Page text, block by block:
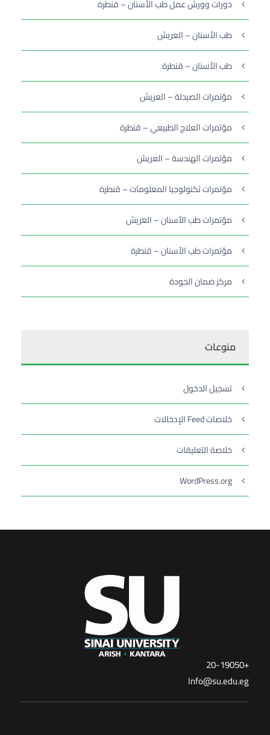
دورات وورش عمل طب الأسنان – قنطرة
طب الأسنان – العريش
طب الأسنان – قنطرة
مؤتمرات الصيدلة – العريش
مؤتمرات العلاج الطبيعي – قنطرة
مؤتمرات الهندسة – العريش
مؤتمرات تكنولوجيا المعلومات – قنطرة
مؤتمرات طب الأسنان – العريش
مؤتمرات طب الأسنان – قنطرة
مركز ضمان الجودة
منوعات
تسجيل الدخول
خلاصات Feed الإدخالات
خلاصة التعليقات
WordPress.org
+20-19050
Info@su.edu.eg